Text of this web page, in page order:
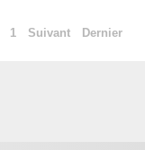
1 Suivant Dernier